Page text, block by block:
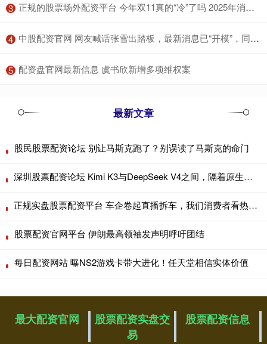
3 ​正规的股票场外配资平台 今年双11真的“冷”了吗 2025年消费收官：总销售额1.695万亿元
4 ​中股配资官网 网友喊话张雪出踏板，最新消息已“开模”，同样是功能车！
5 ​配资盘官网最新信息 虞书欣新增多项维权案
最新文章
股民股票配资论坛 别让马斯克跑了？别误读了马斯克的命门
深圳股票配资论坛 Kimi K3与DeepSeek V4之间，隔着原生多模态的时间差
正规实盘股票配资平台 车企卷起直播拆车，我们消费者看热闹也要看门道
股票配资官网平台 伊朗最高领袖发声明呼吁团结
每日配资网站 曝NS2游戏卡带大进化！任天堂相信实体价值
最大配资官网
股票配资实盘交
易
股票配资信息